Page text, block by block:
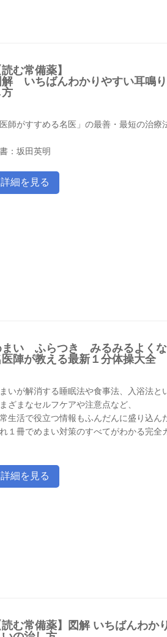
読む常備薬】
解 いちばんわかりやすい耳鳴
方
医師がすすめる名医」の最善・最短の治療
：坂田英明
詳細を見る
まい ふらつき みるみるよく
陣が教える最新１分体操大全
いが解消する睡眠法や食事法、入浴法と
ざまなセルフケアや注意点など、
生活で役立つ情報もふんだんに盛り込ん
１冊でめまい対策のすべてがわかる完全
詳細を見る
読む常備薬】図解 いちばんわか